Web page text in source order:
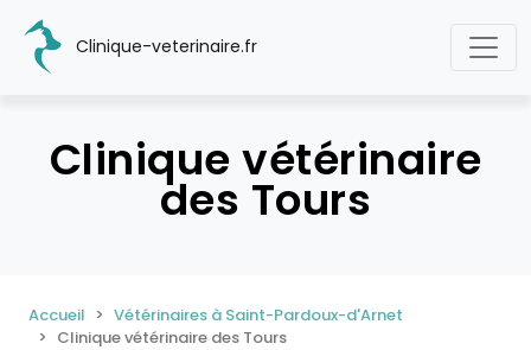
Clinique-veterinaire.fr
Clinique vétérinaire
des Tours
Accueil
Vétérinaires à Saint-Pardoux-d'Arnet
Clinique vétérinaire des Tours